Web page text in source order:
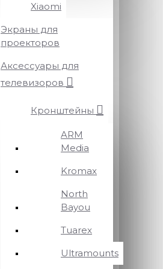
Xiaomi
Экраны для
проекторов
Аксессуары для
телевизоров
Кронштейны
ARM
Media
Kromax
North
Bayou
Tuarex
Ultramounts